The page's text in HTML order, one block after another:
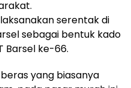
serentak di
sebagai bentuk kado
Barsel ke-66.
yang biasanya